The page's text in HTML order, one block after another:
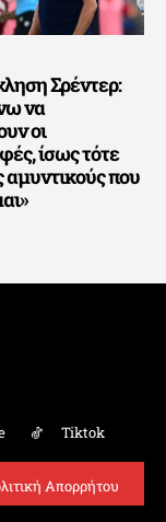
Σρέντερ:
να
οι
ίσως τότε
που
Tiktok
Απορρήτου